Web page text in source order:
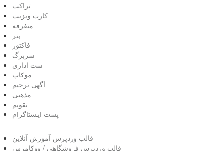
تراکت
کارت ویزیت
متفرفه
بنر
فاکتور
سربرگ
ست اداری
موکاپ
آگهی ترحیم
مذهبی
تقویم
پست اینستاگرام
قالب وردپرس آموزش آنلاین
قالب وردپرس فروشگاهی / ووکامرس